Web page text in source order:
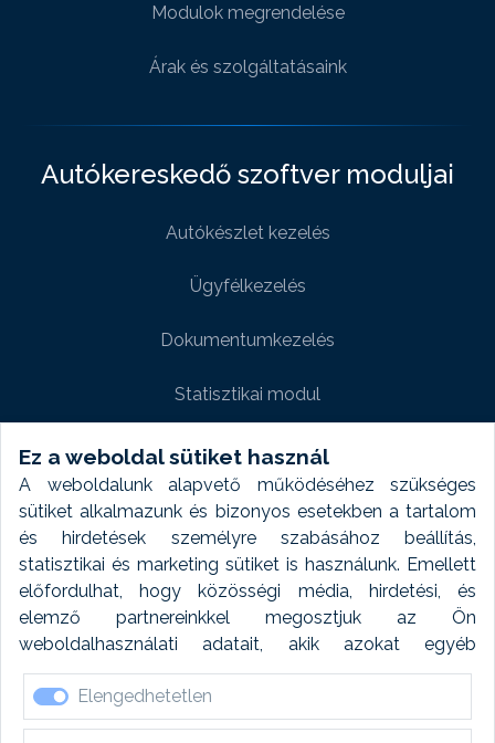
Ez a weboldal sütiket használ
A weboldalunk alapvető működéséhez szükséges
sütiket alkalmazunk és bizonyos esetekben a tartalom
és hirdetések személyre szabásához beállítás,
statisztikai és marketing sütiket is használunk. Emellett
előfordulhat, hogy közösségi média, hirdetési, és
elemző partnereinkkel megosztjuk az Ön
weboldalhasználati adatait, akik azokat egyéb
forrásokból gyűjtött adatokkal kombinálhatják. A sütik
elfogadásával kapcsolatosan naplózást végzünk és
ezen adatokat 6 hónap után automatikusan töröljük. A
Elengedhetetlen
Modulok megrendelése
Árak és szolgáltatásaink
Autókereskedő szoftver moduljai
Autókészlet kezelés
Ügyfélkezelés
Dokumentumkezelés
Statisztikai modul
Weboldal modul
Fényképtár extra modul
Autómosó modul
Feladatütemezés